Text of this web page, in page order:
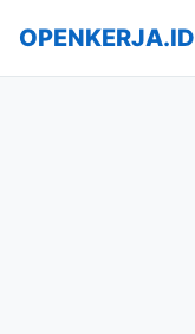
OPENKERJA.ID